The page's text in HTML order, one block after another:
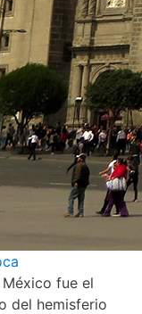
fue el
del hemisferio